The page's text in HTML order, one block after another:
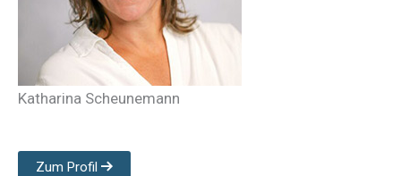
Katharina Scheunemann
Zum Profil